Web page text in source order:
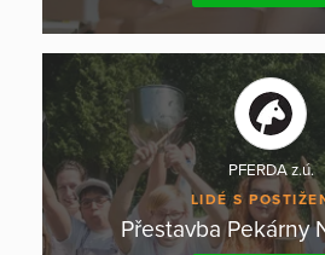
PFERDA z.ú.
LIDÉ S
Přestavba Pekárny